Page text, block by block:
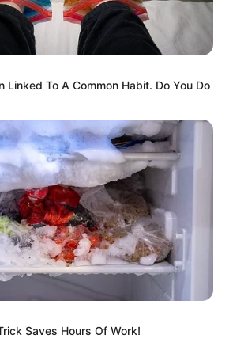
Linked To A Common Habit. Do You Do
Saves Hours Of Work!